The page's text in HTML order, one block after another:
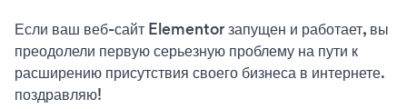
Если ваш веб-сайт Elementor запущен и работает, вы
преодолели первую серьезную проблему на пути к
расширению присутствия своего бизнеса в интернете.
поздравляю!